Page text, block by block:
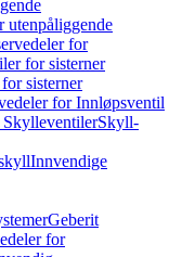
utenpåliggende
for
for sisterner
sisterner
for Innløpsventil
SkylleventilerSkyll-
Innvendige
Geberit
for